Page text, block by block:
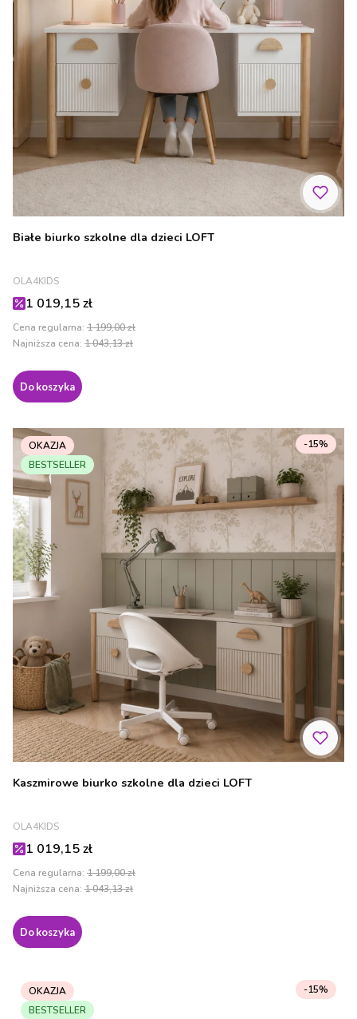
Białe biurko szkolne dla dzieci LOFT
PRODUCENT
OLA4KIDS
Cena promocyjna
1 019,15 zł
Cena regularna: 1 199,00 zł
Najniższa cena: 1 043,13 zł
Do koszyka
OKAZJA
BESTSELLER
Kaszmirowe biurko szkolne dla dzieci LOFT
PRODUCENT
OLA4KIDS
Cena promocyjna
1 019,15 zł
Cena regularna: 1 199,00 zł
-15%
Najniższa cena: 1 043,13 zł
Do koszyka
OKAZJA
BESTSELLER
-15%